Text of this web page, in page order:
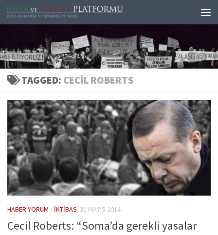
Skip to content
TAGGED: CECIL ROBERTS
HABER-YORUM / İKTIBAS 31 MAYIS 2014
Cecil Roberts: “Soma’da gerekli yasalar